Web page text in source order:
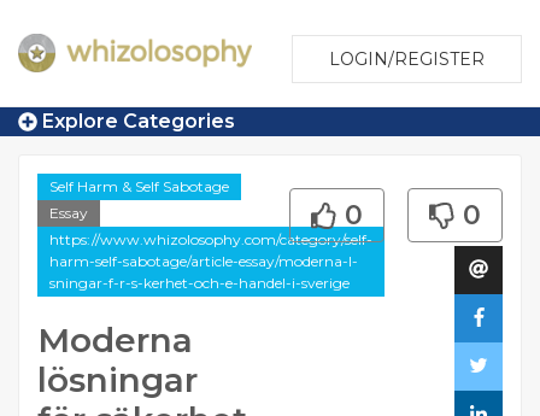
LOGIN/REGISTER
Explore Categories
Self Harm & Self Sabotage
Essay
https://www.whizolosophy.com/category/self-
harm-self-sabotage/article-essay/moderna-l-
sningar-f-r-s-kerhet-och-e-handel-i-sverige
Moderna
lösningar
0 0